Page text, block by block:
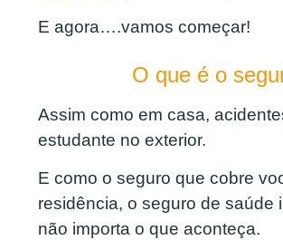
E agora….vamos começar!
O que é o
Assim como em casa,
estudante no exterior.
E como o seguro que cobre
residência, o seguro de saúde
não importa o que aconteça.